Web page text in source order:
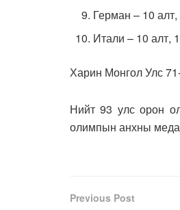
Герман – 10
Итали – 10 алт,
Харин Монгол Улс
Нийт 93 улс орон
олимпын анхны
Previous Post